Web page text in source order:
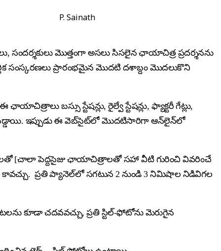
P. Sainath
మొత్తంగా అసలు సిసలైన ఛాయాచిత్ర ప్రదర్శనను
సంస్కరణలు ప్రారంభమైన మొదటి దశాబ్దం మొదలుకొని
బస్సు స్టేషన్లు, రైల్వే స్టేషన్లు, ఫ్యాక్టరీ గేట్లు,
ఇప్పుడు ఈ వెబ్‌సైట్‌లో మొదటిసారిగా ఆన్‌లైన్‌లో
[చాలా పెద్దసైజు ఛాయాచిత్రాలతో సహా వీటి గురించి వివరించే
ప్రతి ప్యానెల్‌లో సగటున 2 నుండి 3 నిమిషాల నిడివిగల
కూడా చదవవచ్చు, ప్రతి స్టిల్-ఫోటోను మెరుగైన